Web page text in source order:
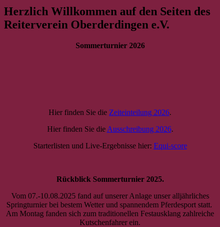
Herzlich Willkommen auf den Seiten des
Reiterverein Oberderdingen e.V.
Sommerturnier 2026
Hier finden Sie die Zeiteinteilung 2026.
Hier finden Sie die Ausschreibung 2026.
Starterlisten und Live-Ergebnisse hier: Equi-score
Rückblick Sommerturnier 2025.
Vom 07.-10.08.2025 fand auf unserer Anlage unser alljährliches
Springturnier bei bestem Wetter und spannendem Pferdesport statt.
Am Montag fanden sich zum traditionellen Festausklang zahlreiche
Kutschenfahrer ein.